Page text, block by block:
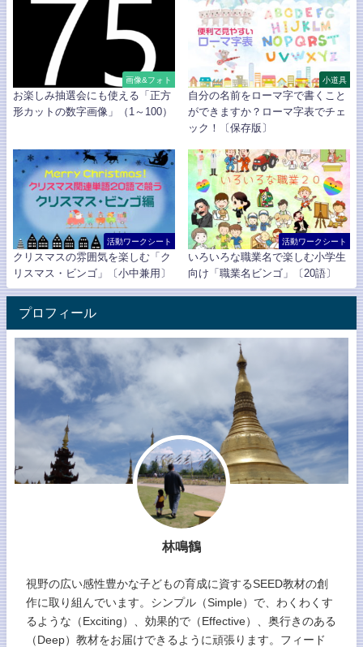
画像&フォト
お楽しみ抽選会にも使える「正方
形カットの数字画像」（1～100）
小道具
自分の名前をローマ字で書くこと
ができますか？ローマ字表でチェ
ック！〔保存版〕
活動ワークシート
クリスマスの雰囲気を楽しむ「ク
リスマス・ビンゴ」〔小中兼用〕
活動ワークシート
いろいろな職業名で楽しむ小学生
向け「職業名ビンゴ」〔20語〕
プロフィール
林鳴鶴
視野の広い感性豊かな子どもの育成に資するSEED教材の創
作に取り組んでいます。シンプル（Simple）で、わくわくす
るような（Exciting）、効果的で（Effective）、奥行きのある
（Deep）教材をお届けできるように頑張ります。フィード